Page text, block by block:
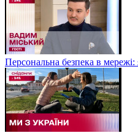
Персональна безпека в мережі: